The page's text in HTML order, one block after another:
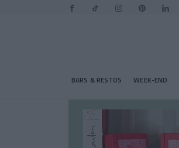
BARS & RESTOS WEEK-END